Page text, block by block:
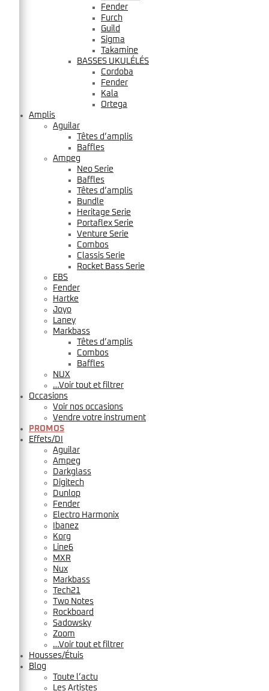
Fender
Furch
Guild
Sigma
Takamine
BASSES UKULÉLÉS
Cordoba
Fender
Kala
Ortega
Amplis
Aguilar
Têtes d’amplis
Baffles
Ampeg
Neo Serie
Baffles
Têtes d’amplis
Bundle
Heritage Serie
Portaflex Serie
Venture Serie
Combos
Classis Serie
Rocket Bass Serie
EBS
Fender
Hartke
Joyo
Laney
Markbass
Têtes d’amplis
Combos
Baffles
NUX
…Voir tout et filtrer
Occasions
Voir nos occasions
Vendre votre instrument
PROMOS
Effets/DI
Aguilar
Ampeg
Darkglass
Digitech
Dunlop
Fender
Electro Harmonix
Ibanez
Korg
Line6
MXR
Nux
Markbass
Tech21
Two Notes
Rockboard
Sadowsky
Zoom
…Voir tout et filtrer
Housses/Étuis
Blog
Toute l’actu
Les Artistes